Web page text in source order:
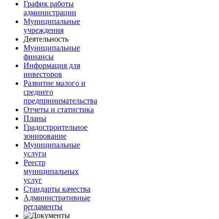
График работы
администрации
Муниципальные
учреждения
Деятельность
Муниципальные
финансы
Информация для
инвесторов
Развитие малого и
среднего
предпринимательства
Отчеты и статистика
Планы
Градостроительное
зонирование
Муниципальные
услуги
Реестр
муниципальных
услуг
Стандарты качества
Административные
регламенты